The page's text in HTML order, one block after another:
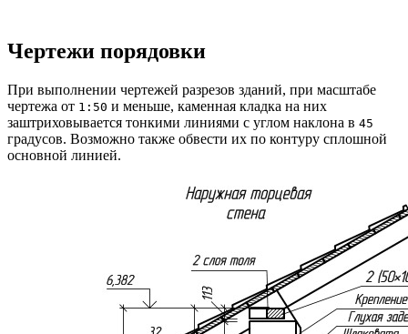
Чертежи порядовки
При выполнении чертежей разрезов зданий, при масштабе
чертежа от 1:50 и меньше, каменная кладка на них
заштриховывается тонкими линиями с углом наклона в 45
градусов. Возможно также обвести их по контуру сплошной
основной линией.